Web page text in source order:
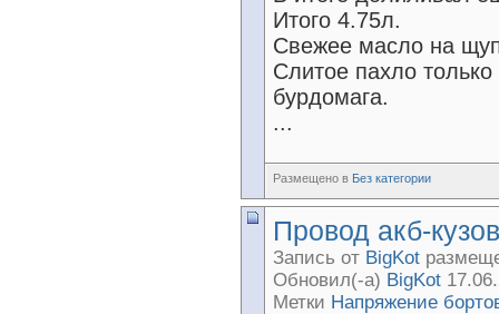
Итого 4.75л.
Свежее масло на
Слитое пахло
бурдомага.
...
Размещено в Без категории
Провод акб-
Запись от BigKot
Обновил(-а) BigKot
Метки Напряжение